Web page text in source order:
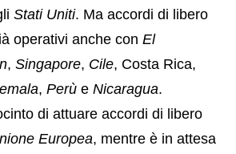
Stati Uniti. Ma accordi di libero
operativi anche con El
, Singapore, Cile, Costa Rica,
, Perù e Nicaragua.
di attuare accordi di libero
Europea, mentre è in attesa